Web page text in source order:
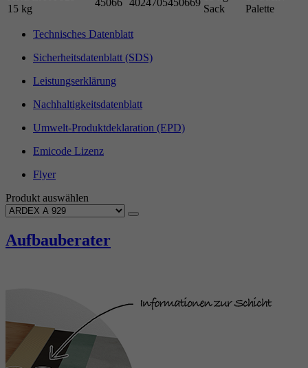
15 kg
45066 4024705450669
Sack
Palette
Technisches Datenblatt
Sicherheitsdatenblatt (SDS)
Leistungserklärung
Nachhaltigkeitsdatenblatt
Umwelt-Produktdeklaration (EPD)
Emicode Lizenz
Flyer
Produkt auswählen
Aufbauberater